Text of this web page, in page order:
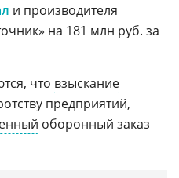
и производителя
на 181 млн руб. за
что взыскание
предприятий,
оборонный заказ